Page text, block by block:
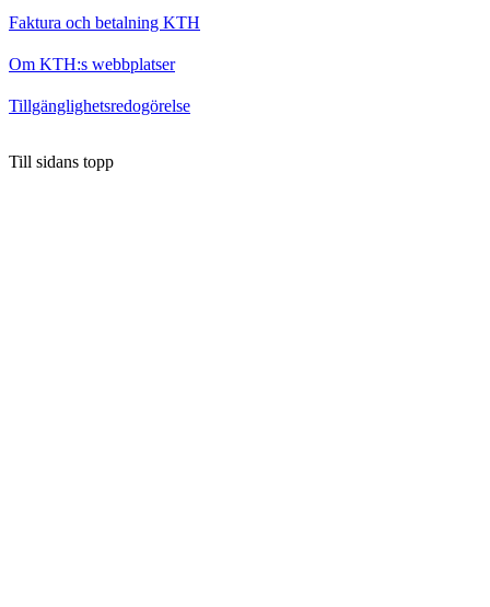
Faktura och betalning KTH
Om KTH:s webbplatser
Tillgänglighetsredogörelse
Till sidans topp